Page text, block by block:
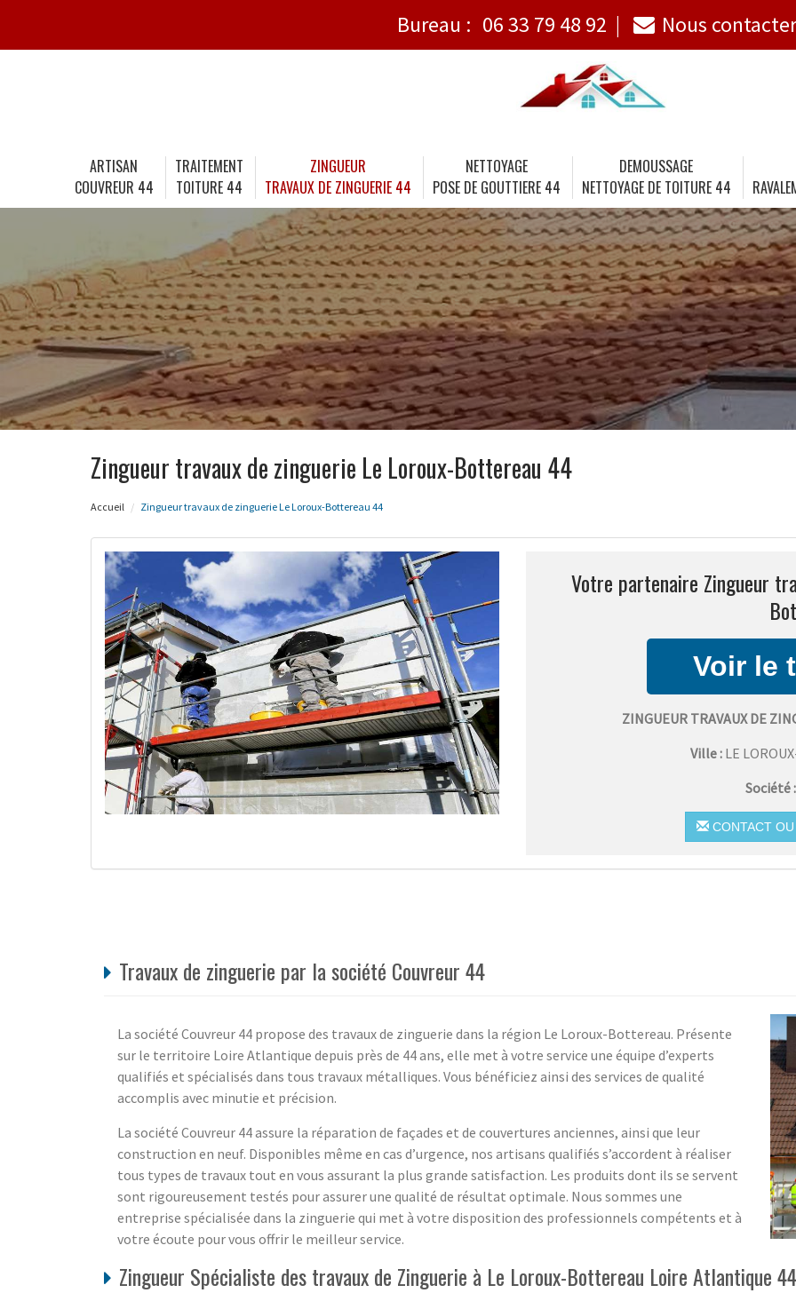
Bureau : 06 33 79 48 92 Nous contacter
ARTISAN
COUVREUR 44
TRAITEMENT
TOITURE 44
ZINGUEUR
TRAVAUX DE ZINGUERIE 44
NETTOYAGE
POSE DE GOUTTIERE 44
DEMOUSSAGE
NETTOYAGE DE TOITURE 44
Zingueur travaux de zinguerie Le Loroux-Bottereau 44
Accueil Zingueur travaux de zinguerie Le Loroux-Bottereau 44
Votre partenaire Zingueur
ZINGUEUR TRAVAUX DE
Ville : LE
Société
CONTACT OU
Travaux de zinguerie par la société Couvreur 44
La société Couvreur 44 propose des travaux de zinguerie dans la région Le Loroux-Bottereau. Présente
sur le territoire Loire Atlantique depuis près de 44 ans, elle met à votre service une équipe d’experts
qualifiés et spécialisés dans tous travaux métalliques. Vous bénéficiez ainsi des services de qualité
accomplis avec minutie et précision.
La société Couvreur 44 assure la réparation de façades et de couvertures anciennes, ainsi que leur
construction en neuf. Disponibles même en cas d’urgence, nos artisans qualifiés s’accordent à réaliser
tous types de travaux tout en vous assurant la plus grande satisfaction. Les produits dont ils se servent
sont rigoureusement testés pour assurer une qualité de résultat optimale. Nous sommes une
entreprise spécialisée dans la zinguerie qui met à votre disposition des professionnels compétents et à
votre écoute pour vous offrir le meilleur service.
Zingueur Spécialiste des travaux de Zinguerie à Le Loroux-Bottereau Loire Atlantique 44